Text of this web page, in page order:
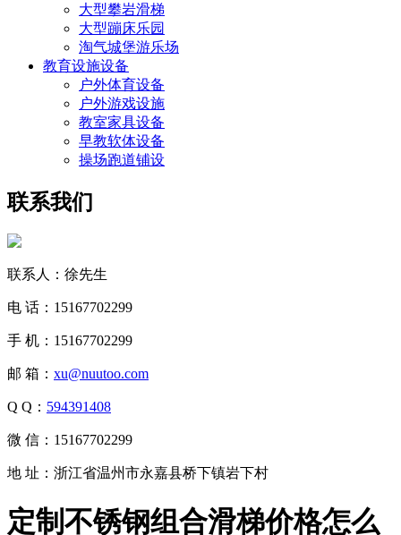
大型攀岩滑梯
大型蹦床乐园
淘气城堡游乐场
教育设施设备
户外体育设备
户外游戏设施
教室家具设备
早教软体设备
操场跑道铺设
联系我们
联系人：徐先生
电 话：15167702299
手 机：15167702299
邮 箱： xu@nuutoo.com
Q Q： 594391408
微 信：15167702299
地 址：浙江省温州市永嘉县桥下镇岩下村
定制不锈钢组合滑梯价格怎么